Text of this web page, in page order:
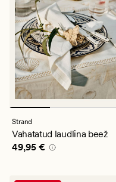
Strand
Vahatatud laudlina beež
Pris_ee 49,95 €
49,95 €